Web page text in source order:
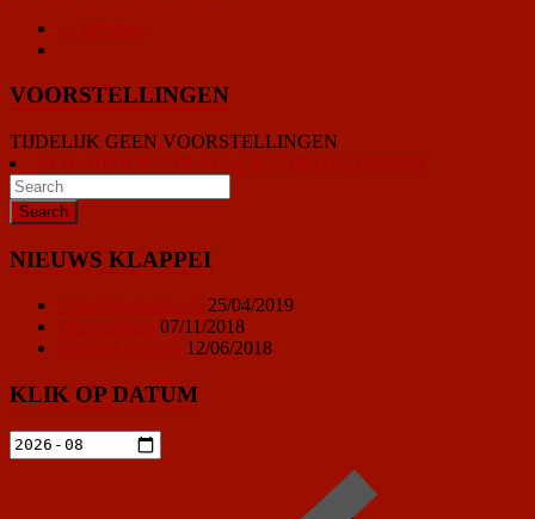
VOORSTELLINGEN
TIJDELIJK GEEN VOORSTELLINGEN
NIEUWS KLAPPEI
25/04/2019
07/11/2018
12/06/2018
KLIK OP DATUM